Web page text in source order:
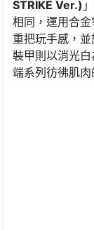
STRIKE Ver.)
相同，運用合
重把玩手感，
裝甲則以消光
端系列彷彿肌